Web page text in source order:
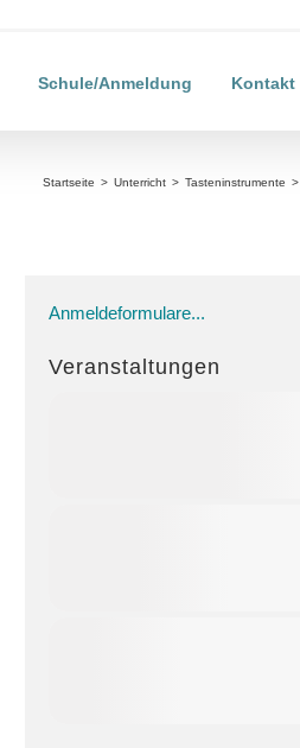
Schule/Anmeldung Kontakt
Startseite > Unterricht > Tasteninstrumente >
Anmeldeformulare...
Veranstaltungen